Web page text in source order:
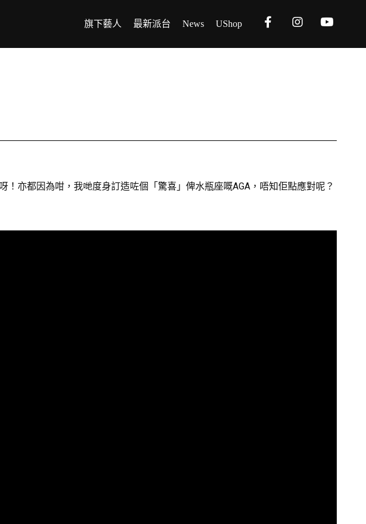
旗下藝人 最新派台 News UShop
亦都因為咁，我哋度身訂造咗個「驚喜」俾水瓶座嘅AGA，唔知佢點應對呢？